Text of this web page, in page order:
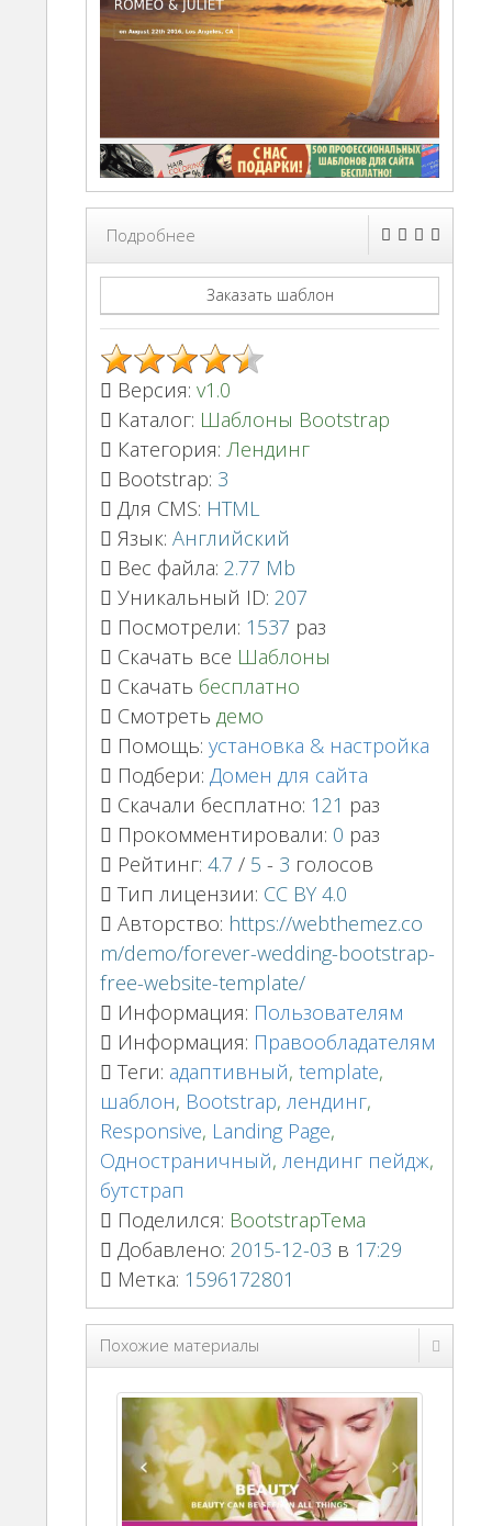
Подробнее
Заказать шаблон
Версия: v1.0
Каталог: Шаблоны Bootstrap
Категория: Лендинг
Bootstrap: 3
Для CMS: HTML
Язык: Английский
Вес файла: 2.77 Mb
Уникальный ID: 207
Посмотрели: 1537 раз
Скачать все Шаблоны
Скачать бесплатно
Смотреть демо
Помощь: установка & настройка
Подбери: Домен для сайта
Скачали бесплатно: 121 раз
Прокомментировали: 0 раз
Рейтинг: 4.7 / 5 - 3 голосов
Тип лицензии: CC BY 4.0
Авторство: https://webthemez.co
m/demo/forever-wedding-bootstrap-
free-website-template/
Информация: Пользователям
Информация: Правообладателям
Теги: адаптивный, template,
шаблон, Bootstrap, лендинг,
Responsive, Landing Page,
Одностраничный, лендинг пейдж,
бутстрап
Поделился: BootstrapТема
Добавлено: 2015-12-03 в 17:29
Метка: 1596172801
Похожие материалы